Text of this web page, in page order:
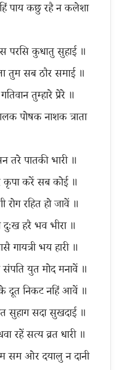
पाय कछु रहै न कलेशा
परसि कुधातु सुहाई ॥
तुम सब ठौर समाई ॥
तुम्हारे प्रेरे ॥
पोषक नाशक त्राता
तरे पातकी भारी ॥
कृपा करें सब कोई ॥
रोग रहित हो जावें ॥
दुःख हरै भव भीरा ॥
गायत्री भय हारी ॥
युत मोद मनावें ॥
दूत निकट नहिं आवें ॥
सुहाग सदा सुखदाई ॥
रहें सत्य व्रत धारी ॥
सम ओर दयालु न दानी